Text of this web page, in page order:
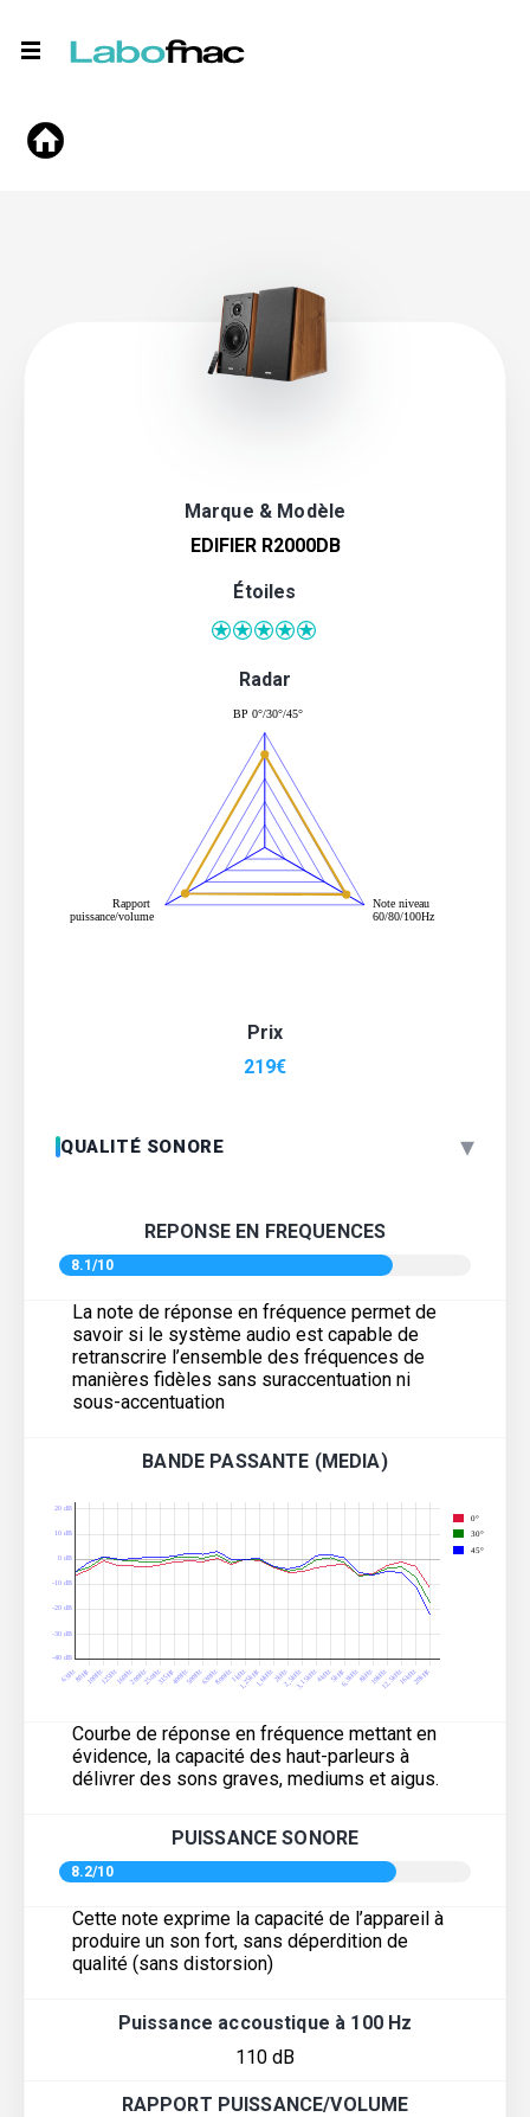
Marque & Modèle
EDIFIER R2000DB
Étoiles
Radar
Prix
219€
QUALITÉ SONORE ▾
REPONSE EN FREQUENCES
8.1/10
La note de réponse en fréquence permet de
savoir si le système audio est capable de
retranscrire l’ensemble des fréquences de
manières fidèles sans suraccentuation ni
sous-accentuation
BANDE PASSANTE (MEDIA)
Courbe de réponse en fréquence mettant en
évidence, la capacité des haut-parleurs à
délivrer des sons graves, mediums et aigus.
PUISSANCE SONORE
8.2/10
Cette note exprime la capacité de l’appareil à
produire un son fort, sans déperdition de
qualité (sans distorsion)
Puissance accoustique à 100 Hz
110 dB
RAPPORT PUISSANCE/VOLUME